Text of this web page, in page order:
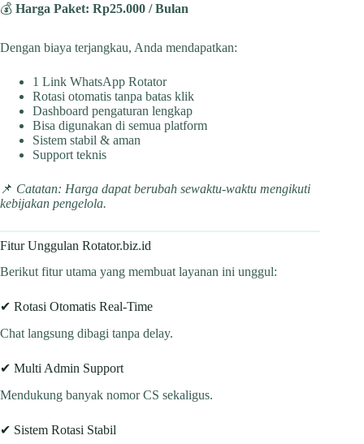
💰 Harga Paket: Rp25.000 / Bulan
Dengan biaya terjangkau, Anda mendapatkan:
1 Link WhatsApp Rotator
Rotasi otomatis tanpa batas klik
Dashboard pengaturan lengkap
Bisa digunakan di semua platform
Sistem stabil & aman
Support teknis
📌 Catatan: Harga dapat berubah sewaktu-waktu mengikuti
kebijakan pengelola.
Fitur Unggulan Rotator.biz.id
Berikut fitur utama yang membuat layanan ini unggul:
✔ Rotasi Otomatis Real-Time
Chat langsung dibagi tanpa delay.
✔ Multi Admin Support
Mendukung banyak nomor CS sekaligus.
✔ Sistem Rotasi Stabil